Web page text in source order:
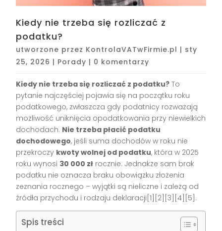
Kiedy nie trzeba się rozliczać z
podatku?
utworzone przez KontrolaVATwFirmie.pl | sty
25, 2026 | Porady | 0 komentarzy
Kiedy nie trzeba się rozliczać z podatku? To
pytanie najczęściej pojawia się na początku roku
podatkowego, zwłaszcza gdy podatnicy rozważają
możliwość uniknięcia opodatkowania przy niewielkich
dochodach. Nie trzeba płacić podatku
dochodowego, jeśli suma dochodów w roku nie
przekroczy kwoty wolnej od podatku, która w 2025
roku wynosi 30 000 zł rocznie. Jednakże sam brak
podatku nie oznacza braku obowiązku złożenia
zeznania rocznego – wyjątki są nieliczne i zależą od
źródła przychodu i rodzaju deklaracji[1][2][3][4][5].
Spis treści